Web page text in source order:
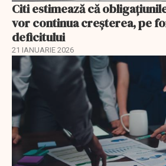
Citi estimează că
vor continua creșterea, pe
deficitului
21 IANUARIE 2026